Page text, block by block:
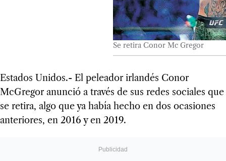
Se retira Conor Mc Gregor
Estados Unidos.- El peleador irlandés Conor
McGregor anunció a través de sus redes sociales que
se retira, algo que ya había hecho en dos ocasiones
anteriores, en 2016 y en 2019.